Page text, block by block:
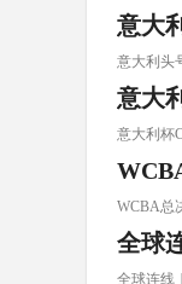
意大
意大利头
意大
意大利杯
WCBA总
全球
全球连线